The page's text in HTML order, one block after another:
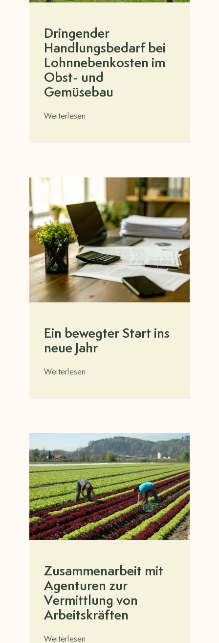
Dringender
Handlungsbedarf bei
Lohnnebenkosten im
Obst- und
Gemüsebau
Weiterlesen
Ein bewegter Start ins
neue Jahr
Weiterlesen
Zusammenarbeit mit
Agenturen zur
Vermittlung von
Arbeitskräften
Weiterlesen